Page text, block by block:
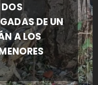
DE UN
A LOS